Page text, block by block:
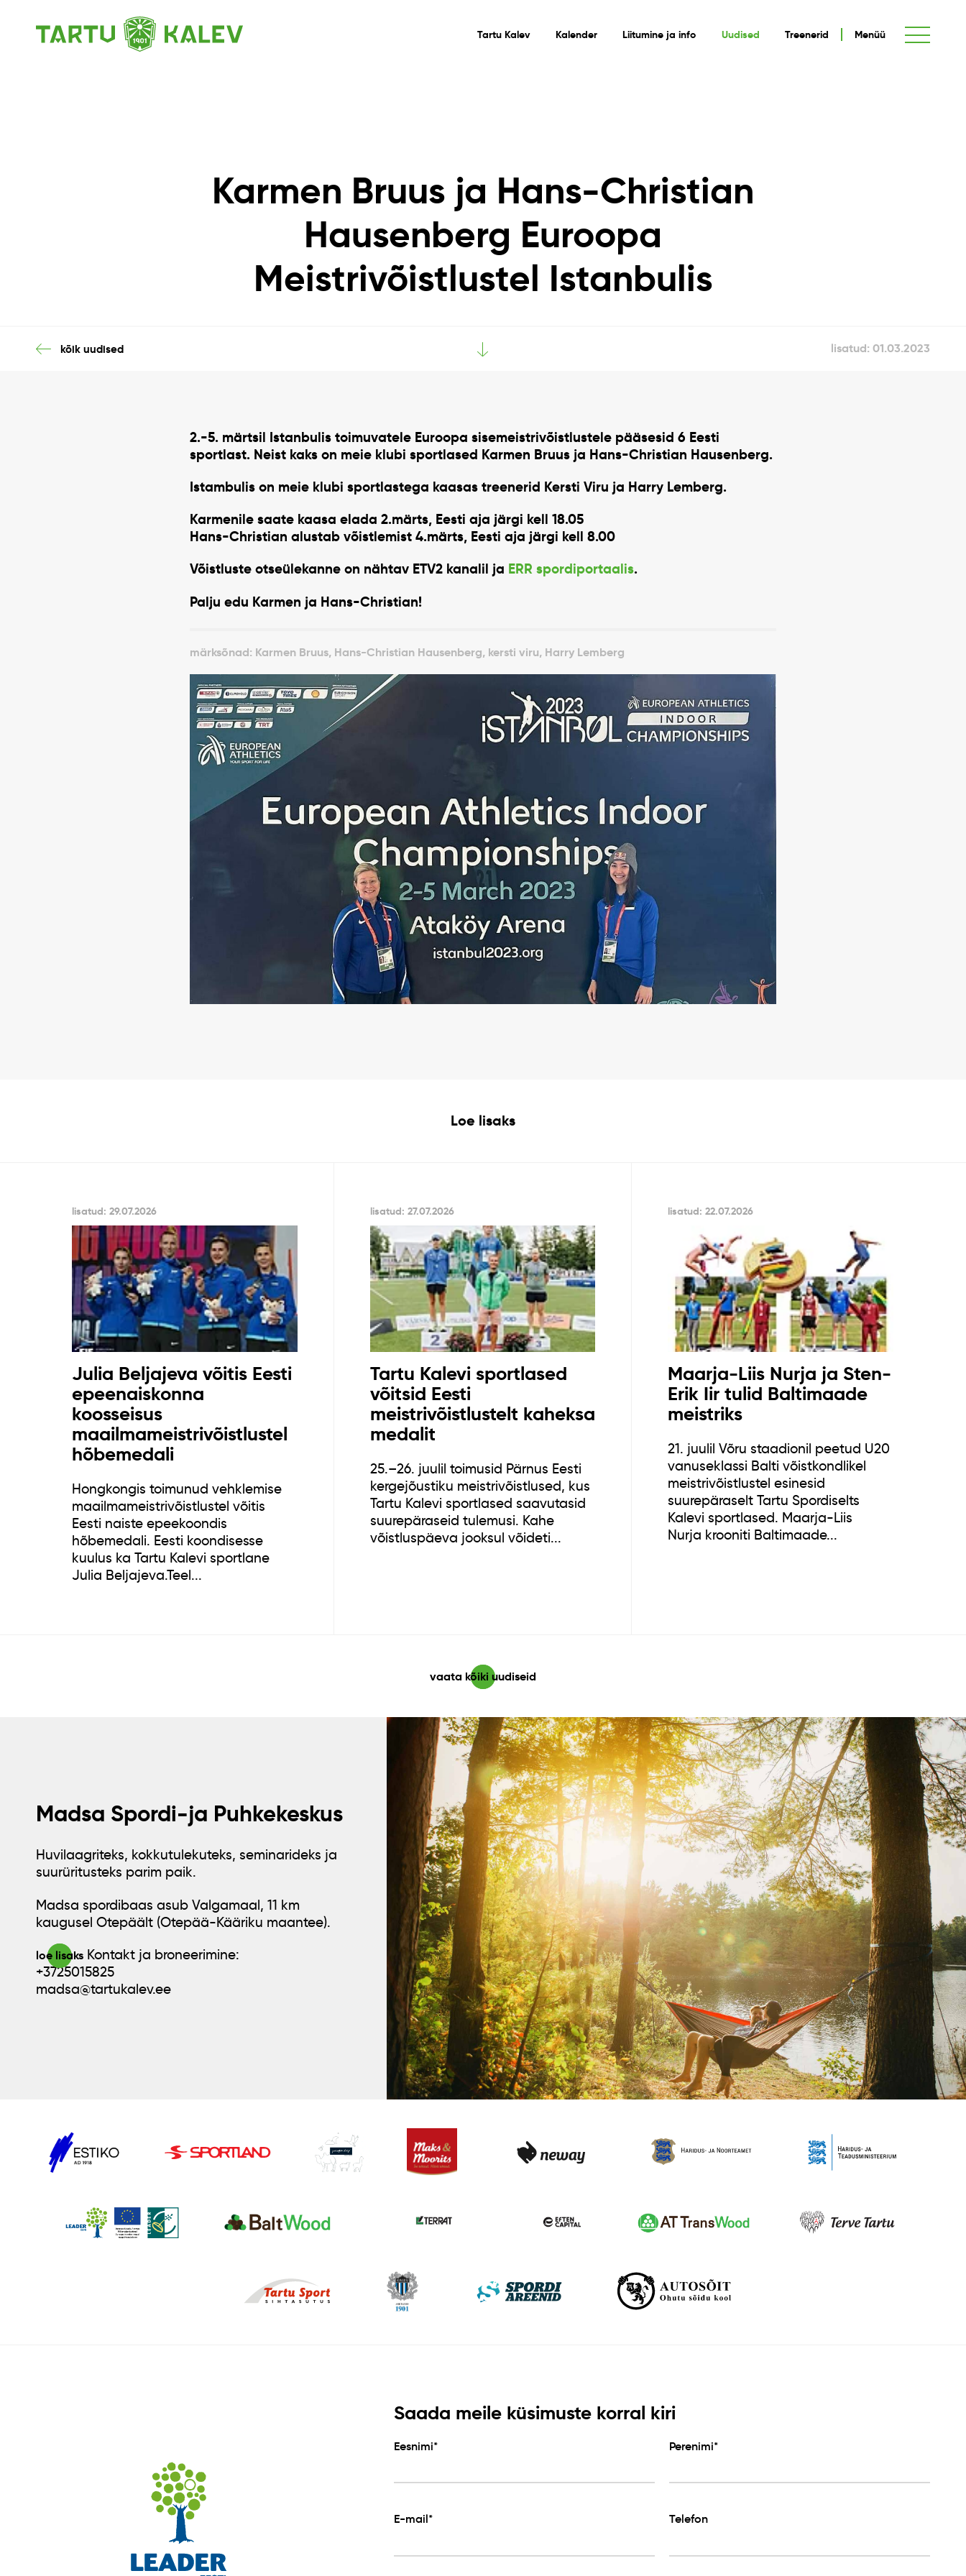
Tartu Kalev Kalender Liitumine ja info Uudised Treenerid Menüü
Karmen Bruus ja Hans-Christian
Hausenberg Euroopa
Meistrivõistlustel Istanbulis
kõik uudised lisatud: 01.03.2023
2.-5. märtsil Istanbulis toimuvatele Euroopa sisemeistrivõistlustele pääsesid 6 Eesti
sportlast. Neist kaks on meie klubi sportlased Karmen Bruus ja Hans-Christian Hausenberg.
Istambulis on meie klubi sportlastega kaasas treenerid Kersti Viru ja Harry Lemberg.
Karmenile saate kaasa elada 2.märts, Eesti aja järgi kell 18.05
Hans-Christian alustab võistlemist 4.märts, Eesti aja järgi kell 8.00
Võistluste otseülekanne on nähtav ETV2 kanalil ja ERR spordiportaalis.
Palju edu Karmen ja Hans-Christian!
märksõnad: Karmen Bruus, Hans-Christian Hausenberg, kersti viru, Harry Lemberg
Loe lisaks
lisatud: 29.07.2026
Julia Beljajeva võitis Eesti
epeenaiskonna
koosseisus
maailmameistrivõistlustel
hõbemedali
Hongkongis toimunud vehklemise
maailmameistrivõistlustel võitis
Eesti naiste epeekoondis
hõbemedali. Eesti koondisesse
kuulus ka Tartu Kalevi sportlane
Julia Beljajeva.Teel...
lisatud: 27.07.2026
Tartu Kalevi sportlased
võitsid Eesti
meistrivõistlustelt kaheksa
medalit
25.–26. juulil toimusid Pärnus Eesti
kergejõustiku meistrivõistlused, kus
Tartu Kalevi sportlased saavutasid
suurepäraseid tulemusi. Kahe
võistluspäeva jooksul võideti...
lisatud: 22.07.2026
Maarja-Liis Nurja ja Sten-
Erik Iir tulid Baltimaade
meistriks
21. juulil Võru staadionil peetud U20
vanuseklassi Balti võistkondlikel
meistrivõistlustel esinesid
suurepäraselt Tartu Spordiselts
Kalevi sportlased. Maarja-Liis
Nurja krooniti Baltimaade...
vaata kõiki uudiseid
Madsa Spordi-ja Puhkekeskus
Huvilaagriteks, kokkutulekuteks, seminarideks ja
suurüritusteks parim paik.
Madsa spordibaas asub Valgamaal, 11 km
kaugusel Otepäält (Otepää-Kääriku maantee).
loe lisaks Kontakt ja broneerimine:
+3725015825
madsa@tartukalev.ee
Saada meile küsimuste korral kiri
Eesnimi* Perenimi*
E-mail* Telefon